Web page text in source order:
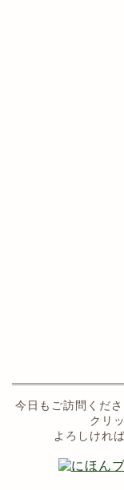
今日もご訪問くだ
クリ
よろしけれ